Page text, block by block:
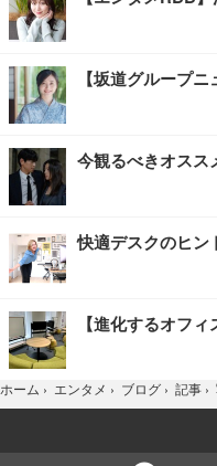
【坂道グループ
今観るべきオスス
快適デスクのヒン
【進化するオフィ
ホーム › エンタメ › ブログ › 記事 ›